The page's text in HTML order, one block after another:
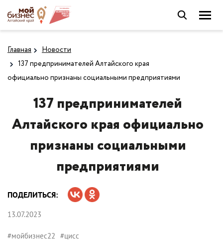
Главная
Новости
137 предпринимателей Алтайского края
официально признаны социальными предприятиями
137 предпринимателей
Алтайского края официально
признаны социальными
предприятиями
ПОДЕЛИТЬСЯ:
13.07.2023
#мойбизнес22 #цисс